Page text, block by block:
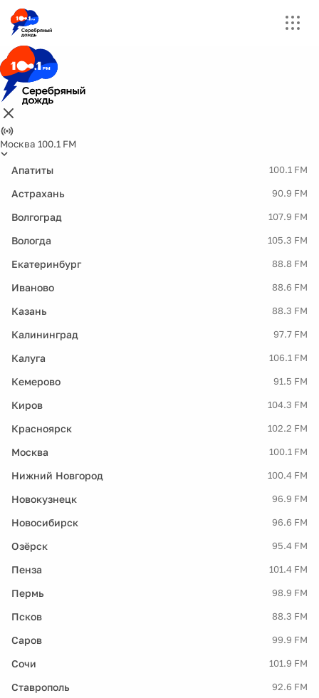
Москва 100.1 FM
Апатиты 100.1 FM
Астрахань 90.9 FM
Волгоград 107.9 FM
Вологда 105.3 FM
Екатеринбург 88.8 FM
Иваново 88.6 FM
Казань 88.3 FM
Калининград 97.7 FM
Калуга 106.1 FM
Кемерово 91.5 FM
Киров 104.3 FM
Красноярск 102.2 FM
Москва 100.1 FM
Нижний Новгород 100.4 FM
Новокузнецк 96.9 FM
Новосибирск 96.6 FM
Озёрск 95.4 FM
Пенза 101.4 FM
Пермь 98.9 FM
Псков 88.3 FM
Саров 99.9 FM
Сочи 101.9 FM
Ставрополь 92.6 FM